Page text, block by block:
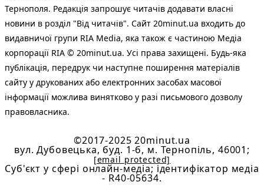
Тернополя. Редакція запрошує читачів додавати власні
новини в розділ "Від читачів". Сайт 20minut.ua входить до
видавничої групи RIA Media, яка також є частиною Медіа
корпорації RIA © 20minut.ua. Усі права захищені. Будь-яка
публiкацiя, передрук чи наступне поширення матеріалів
сайту у друкованих або електронних засобах масової
інформації можлива винятково у разі письмового дозволу
правовласника.
©2017-2025 20minut.ua
вул. Дубовецька, буд. 1-б, м. Тернопіль, 46001;
[email protected]
Cуб'єкт у сфері онлайн-медіа; ідентифікатор медіа
- R40-05634.